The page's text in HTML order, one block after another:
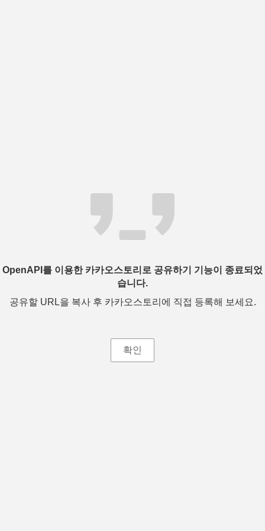
OpenAPI를 이용한 카카오스토리로 공유하기 기능이 종료되었
습니다.
공유할 URL을 복사 후 카카오스토리에 직접 등록해 보세요.
확인